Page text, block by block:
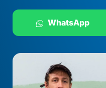
WhatsApp